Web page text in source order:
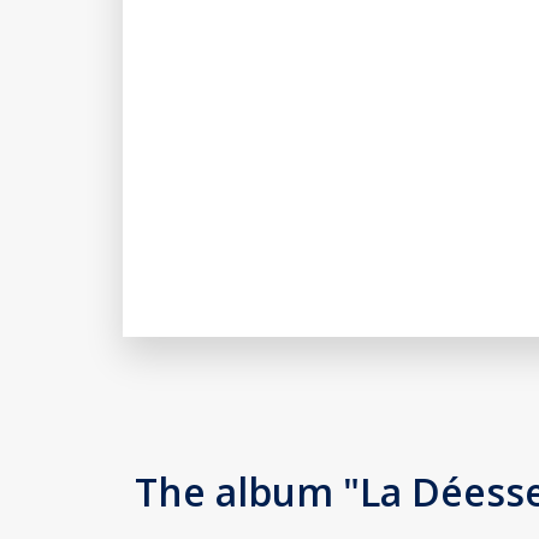
The album "La